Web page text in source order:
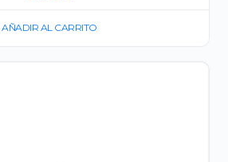
AÑADIR AL CARRITO